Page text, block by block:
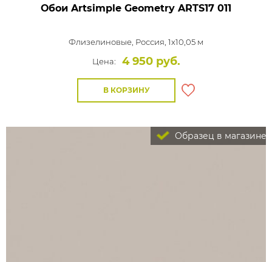
Обои Artsimple Geometry ARTS17 011
Флизелиновые, Россия, 1x10,05 м
Цена:
4 950 руб.
В КОРЗИНУ
Образец в магазине